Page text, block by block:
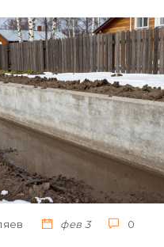
фев 3 0